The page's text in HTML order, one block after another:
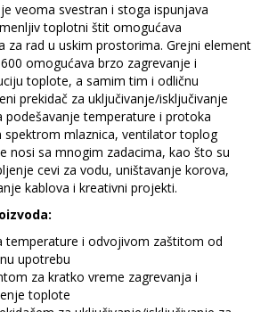
veoma svestran i stoga ispunjava
toplotni štit omogućava
za rad u uskim prostorima. Grejni element
omogućava brzo zagrevanje i
toplote, a samim tim i odličnu
prekidač za uključivanje/isključivanje
podešavanje temperature i protoka
spektrom mlaznica, ventilator toplog
nosi sa mnogim zadacima, kao što su
cevi za vodu, uništavanje korova,
kablova i kreativni projekti.
temperature i odvojivom zaštitom od
upotrebu
za kratko vreme zagrevanja i
toplote